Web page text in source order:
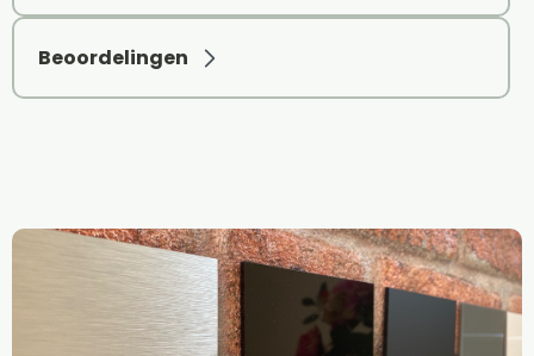
Beoordelingen